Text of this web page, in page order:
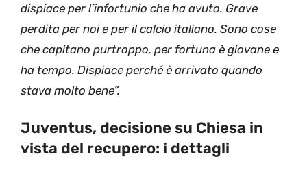
dispiace per l’infortunio che ha avuto. Grave
perdita per noi e per il calcio italiano. Sono cose
che capitano purtroppo, per fortuna è giovane e
ha tempo. Dispiace perché è arrivato quando
stava molto bene”.
Juventus, decisione su Chiesa in
vista del recupero: i dettagli